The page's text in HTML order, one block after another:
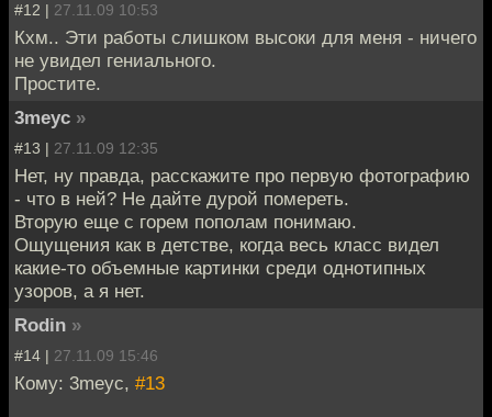
#12 | 27.11.09 10:53
Кхм.. Эти работы слишком высоки для меня - ничего
не увидел гениального.
Простите.
3meyc »
#13 | 27.11.09 12:35
Нет, ну правда, расскажите про первую фотографию
- что в ней? Не дайте дурой помереть.
Вторую еще с горем пополам понимаю.
Ощущения как в детстве, когда весь класс видел
какие-то объемные картинки среди однотипных
узоров, а я нет.
Rodin »
#14 | 27.11.09 15:46
Кому: 3meyc, #13